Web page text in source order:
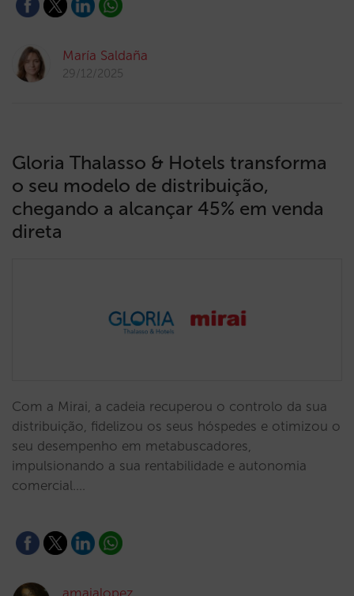
María Saldaña
29/12/2025
Gloria Thalasso & Hotels transforma
o seu modelo de distribuição,
chegando a alcançar 45% em venda
direta
Com a Mirai, a cadeia recuperou o controlo da sua
distribuição, fidelizou os seus hóspedes e otimizou o
seu desempenho em metabuscadores,
impulsionando a sua rentabilidade e autonomia
comercial.…
amaialopez